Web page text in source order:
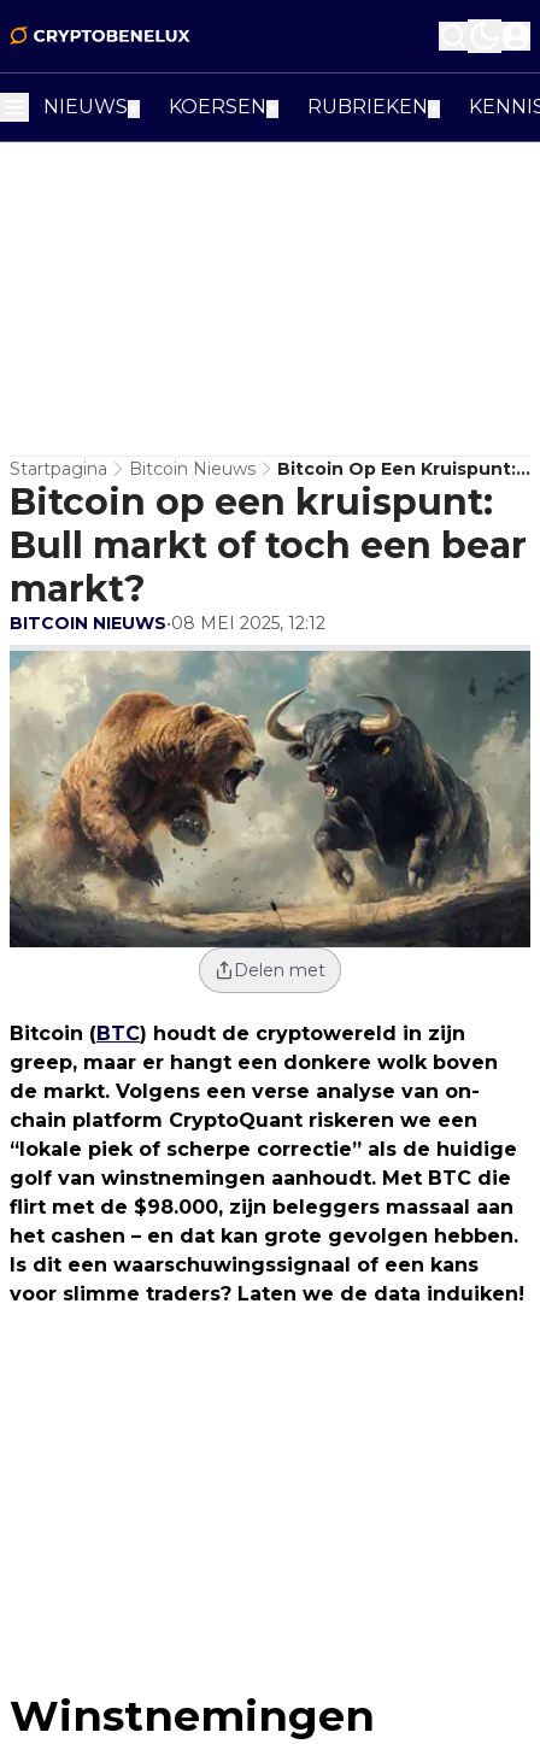
NIEUWS KOERSEN RUBRIEKEN
Startpagina Bitcoin Nieuws
Bitcoin Op Een Kruispunt:
Bull Markt Of Toch Een
Bear Markt?
Bitcoin op een kruispunt:
Bull markt of toch een bear
markt?
BITCOIN NIEUWS•08 MEI 2025, 12:12
Delen met
Bitcoin (BTC) houdt de cryptowereld in zijn
greep, maar er hangt een donkere wolk boven
de markt. Volgens een verse analyse van on-
chain platform CryptoQuant riskeren we een
“lokale piek of scherpe correctie” als de huidige
golf van winstnemingen aanhoudt. Met BTC die
flirt met de $98.000, zijn beleggers massaal aan
het cashen – en dat kan grote gevolgen hebben.
Is dit een waarschuwingssignaal of een kans
voor slimme traders? Laten we de data induiken!
Winstnemingen